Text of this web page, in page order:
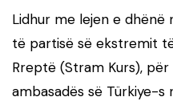
Lidhur me lejen e dhënë
të partisë së ekstremit
Rreptë (Stram Kurs),
ambasadës së Türkiye-s